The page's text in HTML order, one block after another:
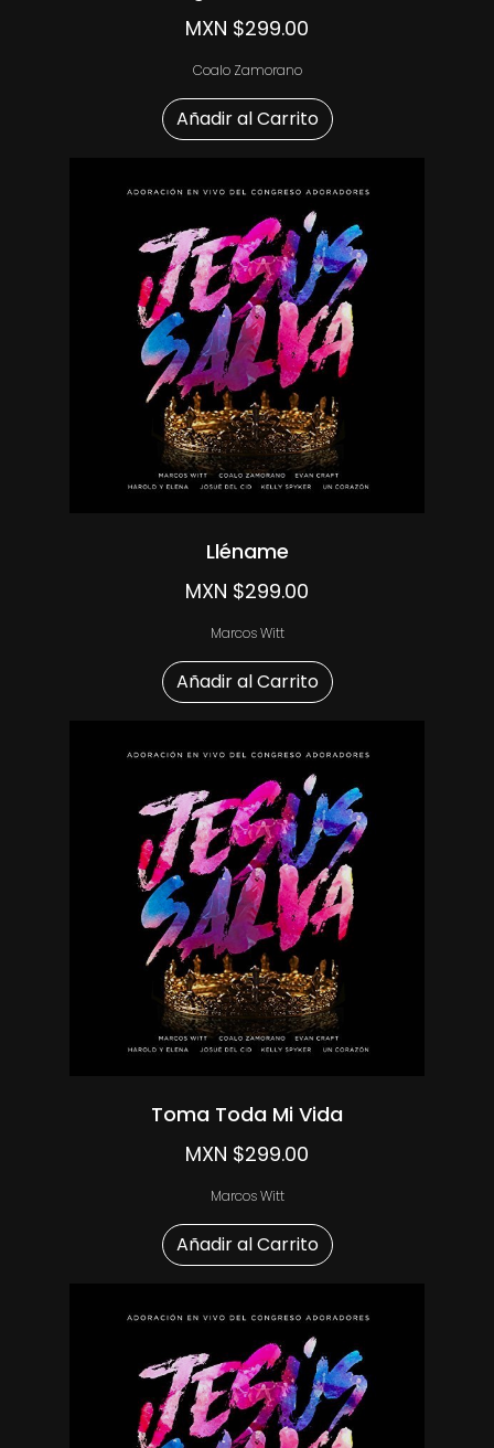
MXN $299.00
Coalo Zamorano
Añadir al Carrito
Lléname
MXN $299.00
Marcos Witt
Añadir al Carrito
Toma Toda Mi Vida
MXN $299.00
Marcos Witt
Añadir al Carrito